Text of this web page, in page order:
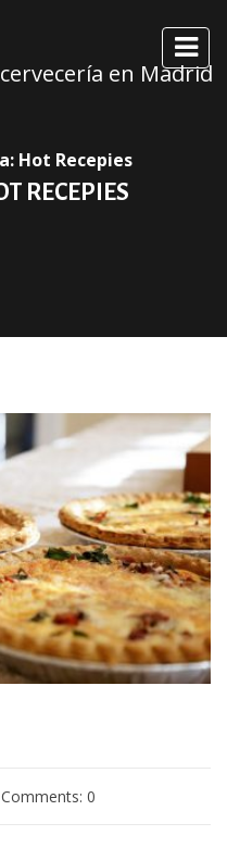
en Madrid
Hot Recepies
RECEPIES
Comments: 0